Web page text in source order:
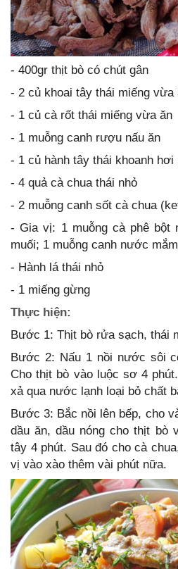
- 400gr thịt bò có chút gân
- 2 củ khoai tây thái miếng vừa
- 1 củ cà rốt thái miếng vừa ăn
- 1 muỗng canh rượu nấu ăn
- 1 củ hành tây thái khoanh hơi
- 4 quả cà chua thái nhỏ
- 2 muỗng canh sốt cà chua
- Gia vị: 1 muỗng cà phê bột
muối; 1 muỗng canh nước mắm
- Hành lá thái nhỏ
- 1 miếng gừng
Thực hiện:
Bước 1: Thịt bò rửa sạch, thái
Bước 2: Nấu 1 nồi nước sôi
Cho thịt bò vào luộc sơ 4
xả qua nước lạnh loại bỏ chất
Bước 3: Bắc nồi lên bếp, cho
dầu ăn, dầu nóng cho thịt bò
tây 4 phút. Sau đó cho cà
vị vào xào thêm vài phút nữa.